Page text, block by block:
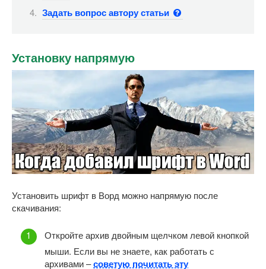
Задать вопрос автору статьи
Установку напрямую
Установить шрифт в Ворд можно напрямую после
скачивания:
Откройте архив двойным щелчком левой кнопкой
мыши. Если вы не знаете, как работать с
архивами –советую почитать эту